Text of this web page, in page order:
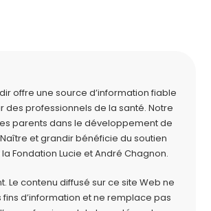
offre une source d’information fiable
des professionnels de la santé. Notre
parents dans le développement de
et grandir bénéficie du soutien
Fondation Lucie et André Chagnon.
Le contenu diffusé sur ce site Web ne
fins d’information et ne remplace pas